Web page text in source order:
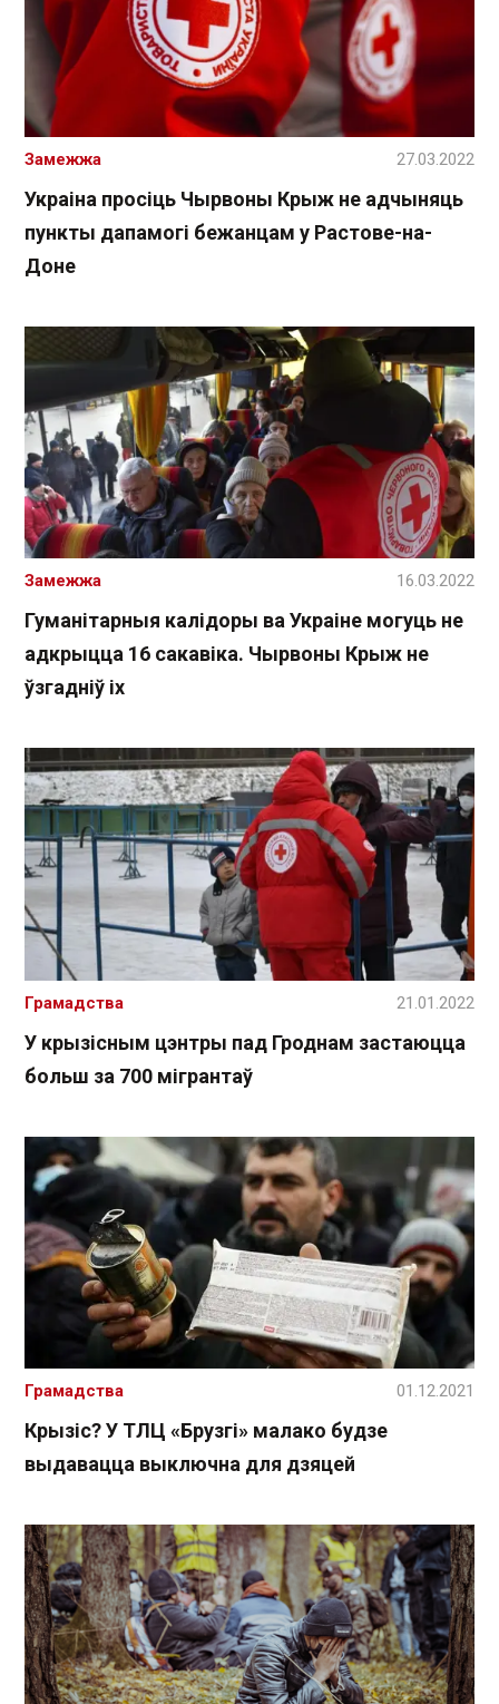
Украіна просіць Чырвоны Крыж не адчыняць
пункты дапамогі бежанцам у Растове-на-
Доне
Замежжа 27.03.2022
Гуманітарныя калідоры ва Украіне могуць не
адкрыцца 16 сакавіка. Чырвоны Крыж не
ўзгадніў іх
Замежжа 16.03.2022
У крызісным цэнтры пад Гроднам застаюцца
больш за 700 мігрантаў
Грамадства 21.01.2022
Крызіс? У ТЛЦ «Брузгі» малако будзе
выдавацца выключна для дзяцей
Грамадства 01.12.2021